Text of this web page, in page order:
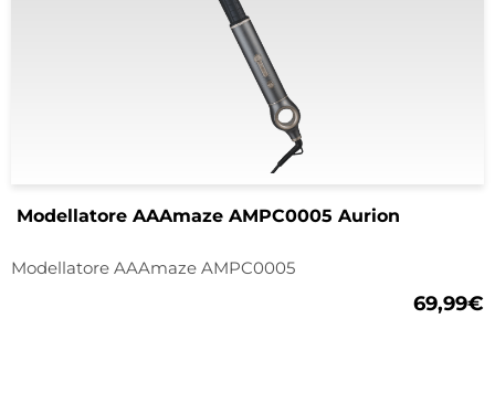
Modellatore AAAmaze AMPC0005 Aurion
Modellatore AAAmaze AMPC0005
69,99€